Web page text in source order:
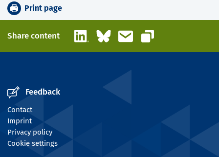
Print page
Share content LinkedInBlueskyEmail
Copy link
Feedback
Contact
Imprint
Privacy policy
Cookie settings